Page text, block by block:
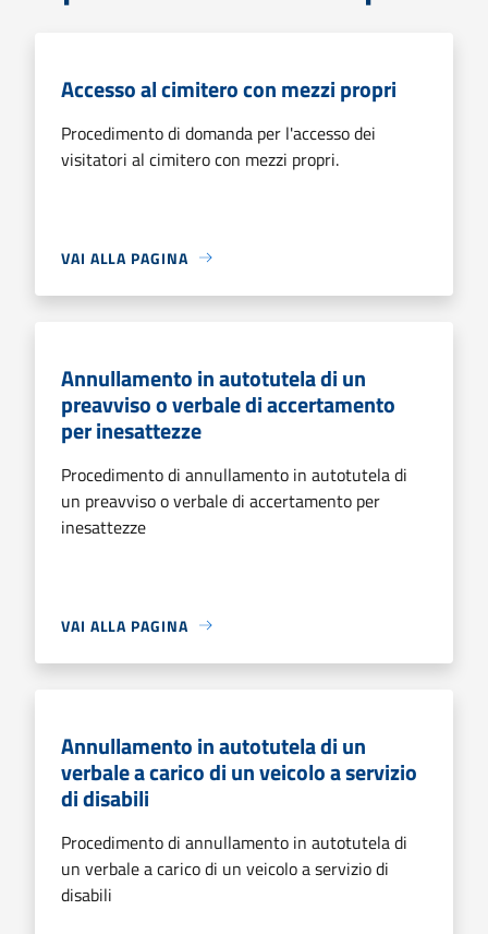
Accesso al cimitero con mezzi propri
Procedimento di domanda per l'accesso dei
visitatori al cimitero con mezzi propri.
VAI ALLA PAGINA
Annullamento in autotutela di un
preavviso o verbale di accertamento
per inesattezze
Procedimento di annullamento in autotutela di
un preavviso o verbale di accertamento per
inesattezze
VAI ALLA PAGINA
Annullamento in autotutela di un
verbale a carico di un veicolo a servizio
di disabili
Procedimento di annullamento in autotutela di
un verbale a carico di un veicolo a servizio di
disabili